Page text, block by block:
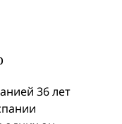
36 лет